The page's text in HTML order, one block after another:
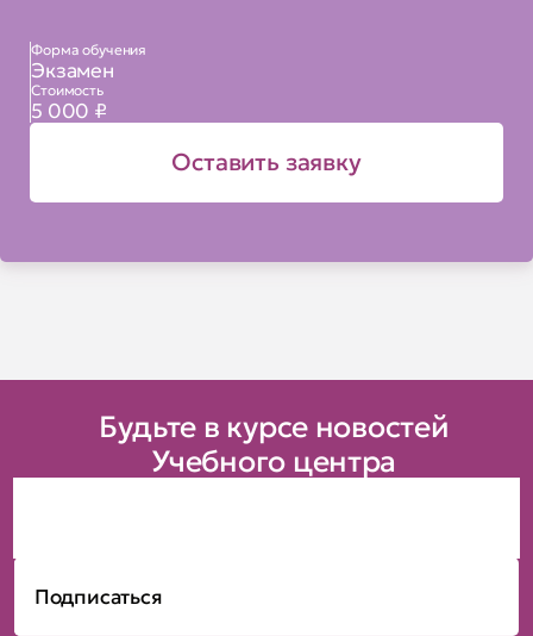
Форма обучения
Экзамен
Стоимость
5 000 ₽
Оставить заявку
Будьте в курсе новостей
Учебного центра